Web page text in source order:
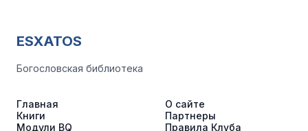
ESXATOS
Богословская библиотека
Главная
Книги
Модули BQ
О сайте
Партнеры
Правила Клуба